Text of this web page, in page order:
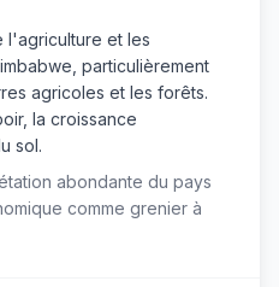
l'agriculture et les
particulièrement
agricoles et les forêts.
la croissance
sol.
abondante du pays
comme grenier à